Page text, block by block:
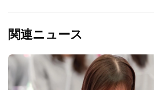
関連ニュース